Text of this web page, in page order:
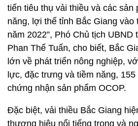
tiến tiêu thụ vải thiều và các sản
năng, lợi thế tỉnh Bắc Giang
năm 2022”, Phó Chủ tịch UBND
Phan Thế Tuấn, cho biết, Bắc
lớn về phát triển nông nghiệp,
lực, đặc trưng và tiềm năng,
chứng nhận sản phẩm OCOP.
Đặc biệt, vải thiều Bắc Giang
thương hiệu nổi tiếng trong và